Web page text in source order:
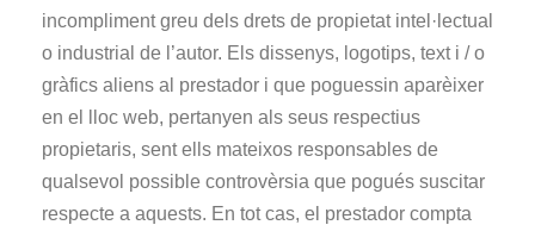
incompliment greu dels drets de propietat intel·lectual
o industrial de l’autor. Els dissenys, logotips, text i / o
gràfics aliens al prestador i que poguessin aparèixer
en el lloc web, pertanyen als seus respectius
propietaris, sent ells mateixos responsables de
qualsevol possible controvèrsia que pogués suscitar
respecte a aquests. En tot cas, el prestador compta